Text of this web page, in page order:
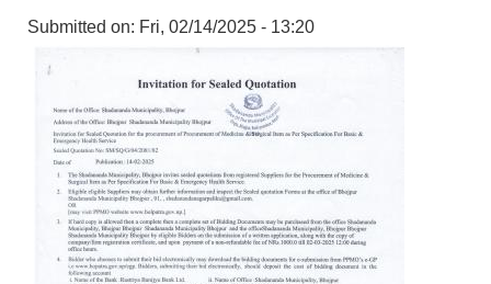
Submitted on: Fri, 02/14/2025 - 13:20